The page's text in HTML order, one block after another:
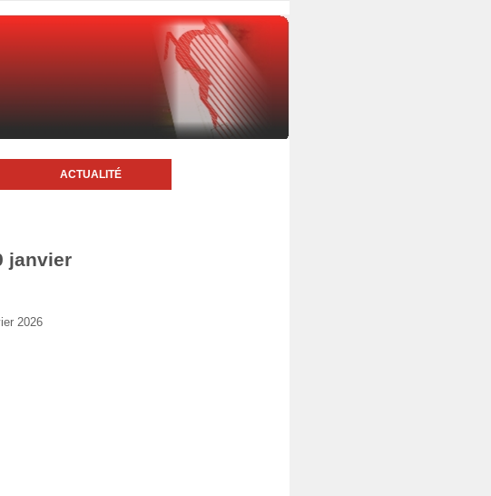
ACTUALITÉ
janvier
2026